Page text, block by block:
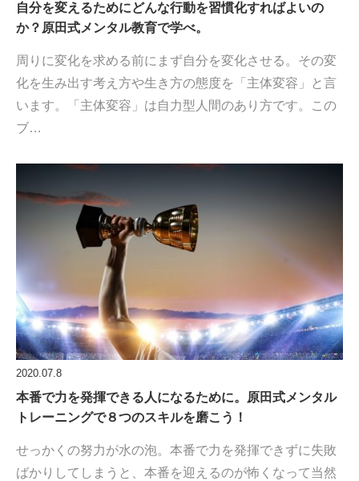
自分を変えるためにどんな行動を習慣化すればよいの
か？原田式メンタル教育で学べ。
周りに変化を求める前にまず自分を変化させる。その変
化を生み出す考え方や生き方の態度を「主体変容」と言
います。「主体変容」は自力型人間のあり方です。この
ブ…
2020.07.8
本番で力を発揮できる人になるために。原田式メンタル
トレーニングで８つのスキルを磨こう！
せっかくの努力が水の泡。本番で力を発揮できずに失敗
ばかりしてしまうと、本番を迎えるのが怖くなって当然